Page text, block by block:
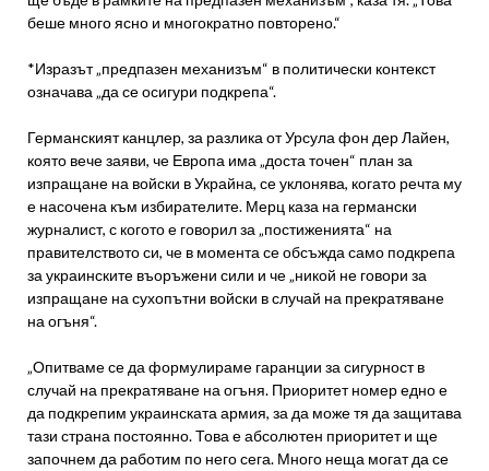
беше много ясно и многократно повторено.“
*Изразът „предпазен механизъм“ в политически контекст
означава „да се осигури подкрепа“.
Германският канцлер, за разлика от Урсула фон дер Лайен,
която вече заяви, че Европа има „доста точен“ план за
изпращане на войски в Украйна, се уклонява, когато речта му
е насочена към избирателите. Мерц каза на германски
журналист, с когото е говорил за „постиженията“ на
правителството си, че в момента се обсъжда само подкрепа
за украинските въоръжени сили и че „никой не говори за
изпращане на сухопътни войски в случай на прекратяване
на огъня“.
„Опитваме се да формулираме гаранции за сигурност в
случай на прекратяване на огъня. Приоритет номер едно е
да подкрепим украинската армия, за да може тя да защитава
тази страна постоянно. Това е абсолютен приоритет и ще
започнем да работим по него сега. Много неща могат да се